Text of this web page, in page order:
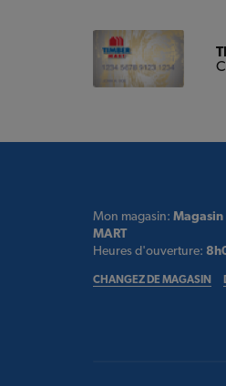
Mon magasin: Magasin
MART
Heures d'ouverture:
CHANGEZ DE MAGASIN